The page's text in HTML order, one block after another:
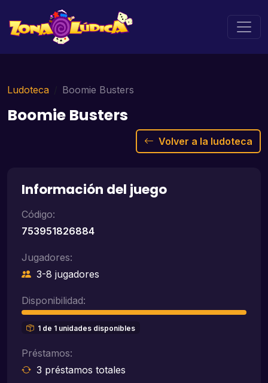
Ludoteca Boomie Busters
Boomie Busters
Volver a la ludoteca
Información del juego
Código:
753951826884
Jugadores:
3-8 jugadores
Disponibilidad:
1 de 1 unidades disponibles
Préstamos:
3 préstamos totales